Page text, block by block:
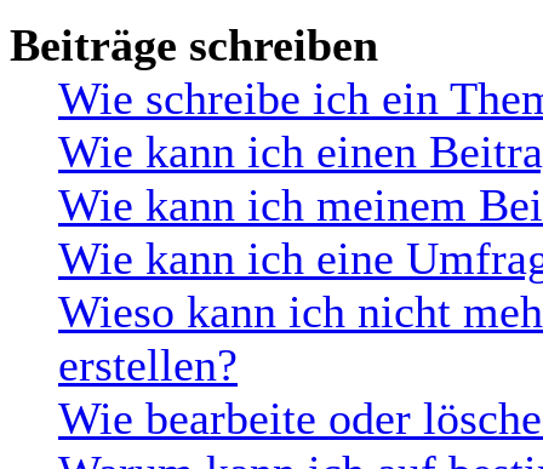
Beiträge schreiben
Wie schreibe ich ein
Wie kann ich einen
Wie kann ich meinem
Wie kann ich eine
Wieso kann ich nicht
erstellen?
Wie bearbeite oder